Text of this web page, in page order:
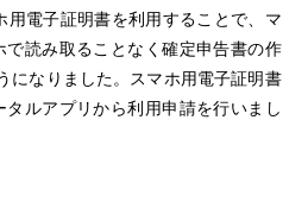
用電子証明書を利用することで、マ
で読み取ることなく確定申告書の作
になりました。スマホ用電子証明書
ルアプリから利用申請を行いまし